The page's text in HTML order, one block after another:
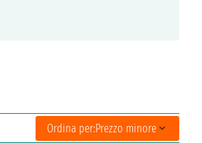
Ordina per:Prezzo minore